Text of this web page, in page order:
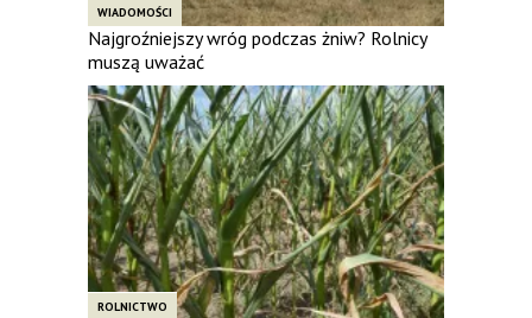
WIADOMOŚCI
Najgroźniejszy wróg podczas żniw? Rolnicy
muszą uważać
ROLNICTWO